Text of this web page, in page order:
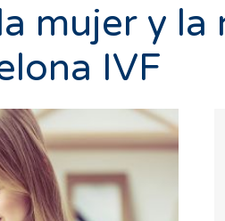
mujer y la
IVF